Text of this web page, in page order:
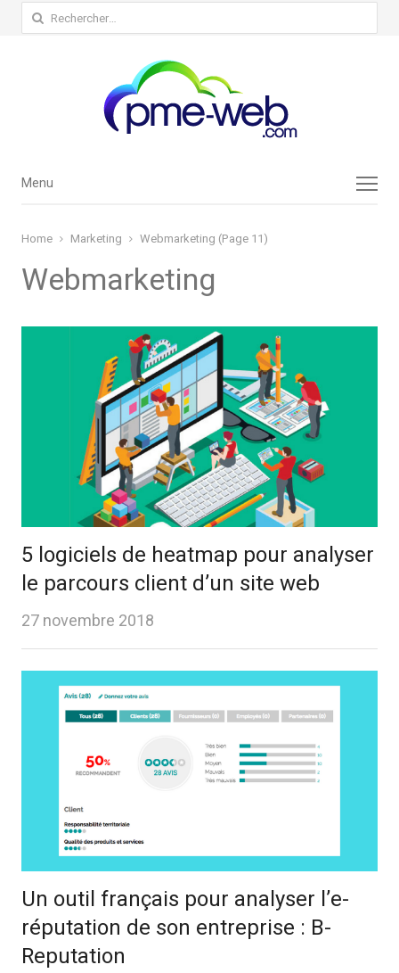
Rechercher :
Menu
Menu
Home Marketing Webmarketing (Page 11)
Webmarketing
5 logiciels de heatmap pour analyser
le parcours client d’un site web
27 novembre 2018
Un outil français pour analyser l’e-
réputation de son entreprise : B-
Reputation